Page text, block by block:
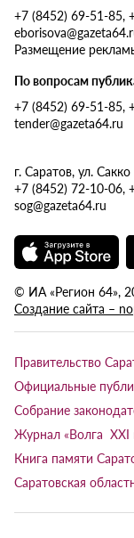
+7 (8452) 69-51-85,
Размещение
По вопросам
+7 (8452) 69-51-85,
tender@gazeta64.ru
г. Саратов, ул.
+7 (8452) 72-10-06,
sog@gazeta64.ru
© ИА «Регион 64»,
Создание сайта –
Правительство
Официальные
Собрание
Журнал «Волга XXI
Книга памяти
Саратовская